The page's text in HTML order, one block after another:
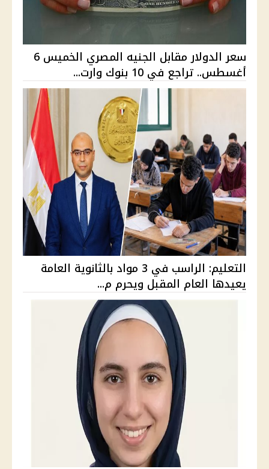
سعر الدولار مقابل الجنيه المصري الخميس 6
أغسطس.. تراجع في 10 بنوك وارت...
التعليم: الراسب في 3 مواد بالثانوية العامة
يعيدها العام المقبل ويحرم م...